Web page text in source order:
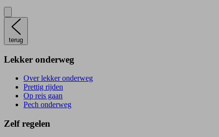
terug
Lekker onderweg
Over lekker onderweg
Prettig rijden
Op reis gaan
Pech onderweg
Zelf regelen